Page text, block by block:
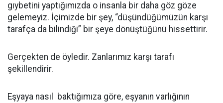
gıybetini yaptığımızda o insanla bir daha göz göze
gelemeyiz. İçimizde bir şey, “düşündüğümüzün karşı
tarafça da bilindiği” bir şeye dönüştüğünü hissettirir.
Gerçekten de öyledir. Zanlarımız karşı tarafı
şekillendirir.
Eşyaya nasıl baktığımıza göre, eşyanın varlığının